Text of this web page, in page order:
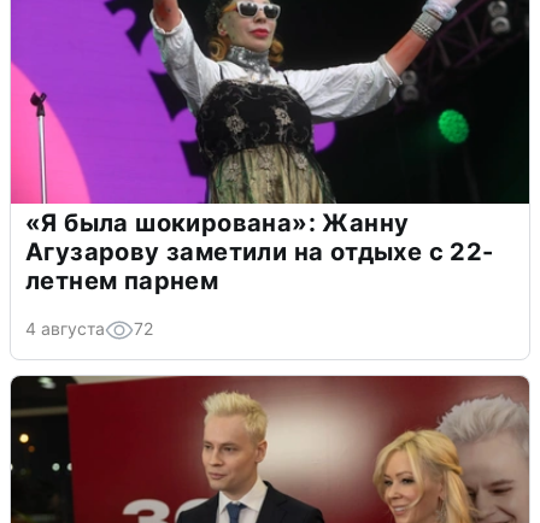
«Я была шокирована»: Жанну
Агузарову заметили на отдыхе с 22-
летнем парнем
4 августа 72